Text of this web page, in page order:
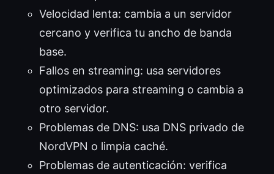
Velocidad lenta: cambia a un servidor
cercano y verifica tu ancho de banda
base.
Fallos en streaming: usa servidores
optimizados para streaming o cambia a
otro servidor.
Problemas de DNS: usa DNS privado de
NordVPN o limpia caché.
Problemas de autenticación: verifica